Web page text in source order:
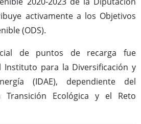
activamente a los Objetivos
(ODS).
de puntos de recarga fue
Instituto para la Diversificación y
(IDAE), dependiente del
Ecológica y el Reto